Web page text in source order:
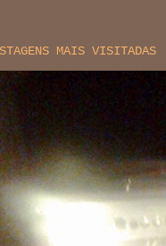
MAIS VISITADAS